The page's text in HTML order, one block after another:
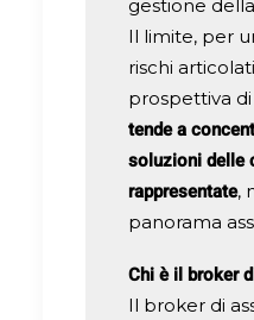
gestione
Il limite, per
rischi
prospettiva
tende a
soluzioni delle
rappresentate,
panorama
Chi è il broker
Il broker di